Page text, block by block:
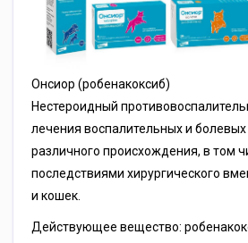
Онсиор (робенакоксиб)
Нестероидный
лечения воспалительных и
различного происхождения, в том
последствиями хирургического
и кошек.
Действующее вещество: